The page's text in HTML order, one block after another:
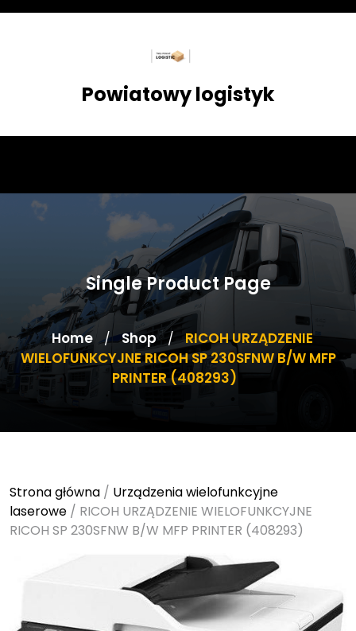
Skip
Powiatowy logistyk
Single Product Page
Home / Shop / RICOH URZĄDZENIE
WIELOFUNKCYJNE RICOH SP 230SFNW B/W MFP
PRINTER (408293)
Strona główna / Urządzenia wielofunkcyjne
laserowe / RICOH URZĄDZENIE WIELOFUNKCYJNE
RICOH SP 230SFNW B/W MFP PRINTER (408293)